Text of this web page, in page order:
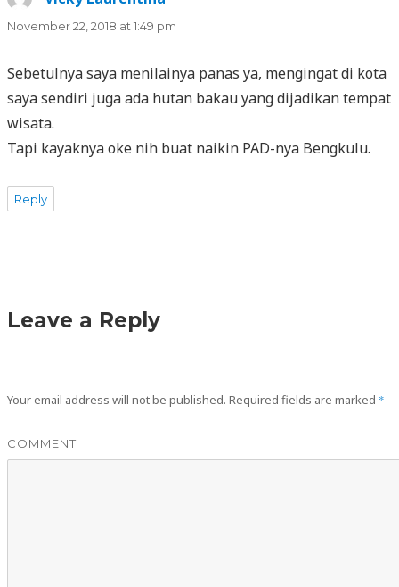
November 22, 2018 at 1:49 pm
Sebetulnya saya menilainya panas ya, mengingat di kota
saya sendiri juga ada hutan bakau yang dijadikan tempat
wisata.
Tapi kayaknya oke nih buat naikin PAD-nya Bengkulu.
Reply
Leave a Reply
Your email address will not be published. Required fields are marked *
COMMENT